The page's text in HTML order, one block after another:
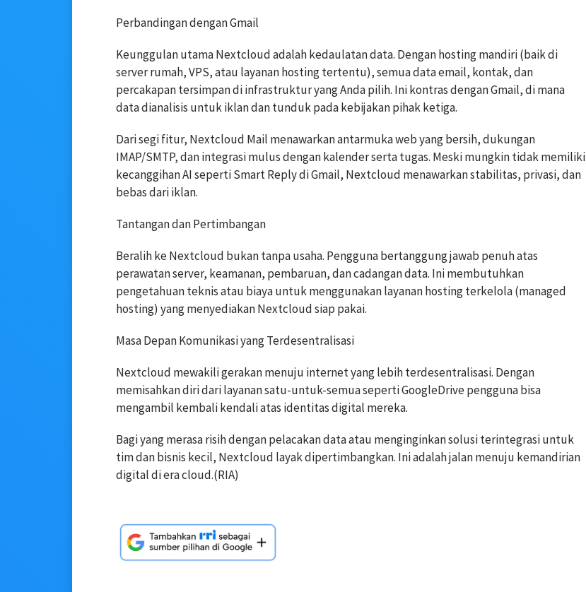
Perbandingan dengan Gmail
Keunggulan utama Nextcloud adalah kedaulatan data. Dengan hosting mandiri (baik di
server rumah, VPS, atau layanan hosting tertentu), semua data email, kontak, dan
percakapan tersimpan di infrastruktur yang Anda pilih. Ini kontras dengan Gmail, di mana
data dianalisis untuk iklan dan tunduk pada kebijakan pihak ketiga.
Dari segi fitur, Nextcloud Mail menawarkan antarmuka web yang bersih, dukungan
IMAP/SMTP, dan integrasi mulus dengan kalender serta tugas. Meski mungkin tidak memiliki
kecanggihan AI seperti Smart Reply di Gmail, Nextcloud menawarkan stabilitas, privasi, dan
bebas dari iklan.
Tantangan dan Pertimbangan
Beralih ke Nextcloud bukan tanpa usaha. Pengguna bertanggung jawab penuh atas
perawatan server, keamanan, pembaruan, dan cadangan data. Ini membutuhkan
pengetahuan teknis atau biaya untuk menggunakan layanan hosting terkelola (managed
hosting) yang menyediakan Nextcloud siap pakai.
Masa Depan Komunikasi yang Terdesentralisasi
Nextcloud mewakili gerakan menuju internet yang lebih terdesentralisasi. Dengan
memisahkan diri dari layanan satu-untuk-semua seperti GoogleDrive pengguna bisa
mengambil kembali kendali atas identitas digital mereka.
Bagi yang merasa risih dengan pelacakan data atau menginginkan solusi terintegrasi untuk
tim dan bisnis kecil, Nextcloud layak dipertimbangkan. Ini adalah jalan menuju kemandirian
digital di era cloud.(RIA)